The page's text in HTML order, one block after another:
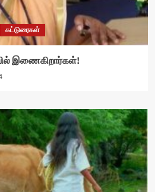
கட்டுரைகள்
இணைகிறார்கள்!